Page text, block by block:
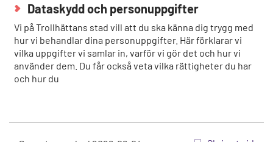
Dataskydd och personuppgifter
Vi på Trollhättans stad vill att du ska känna dig trygg med
hur vi behandlar dina personuppgifter. Här förklarar vi
vilka uppgifter vi samlar in, varför vi gör det och hur vi
använder dem. Du får också veta vilka rättigheter du har
och hur du